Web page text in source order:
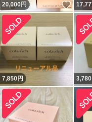
20,000円 いい
7,850円 3,780